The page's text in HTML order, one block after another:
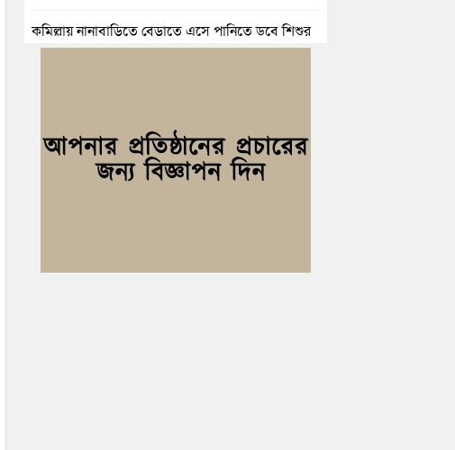
কুমিল্লায় নানাবাড়িতে বেড়াতে এসে পানিতে ডুবে শিশুর
মৃত্যু
কুমিল্লায় যৌতুকের টাকা না পেয়ে স্ত্রীকে পিটিয়ে হাত
ভাঙার অভিযোগ, স্বামী গ্রেপ্তার
বুড়িচংয়ে জাতীয় জুলাই গণঅভ্যুত্থান দিবস পালিত, র‍্যালি